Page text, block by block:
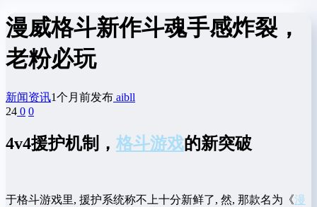
漫威格斗新作斗魂手感炸裂，
老粉必玩
新闻资讯1个月前发布 aibll
24 0 0
4v4援护机制， 格斗游戏的新突破
于格斗游戏里, 援护系统称不上十分新鲜了, 然, 那款名为《漫